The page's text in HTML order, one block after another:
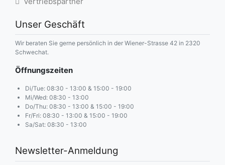
Unser Geschäft
Wir beraten Sie gerne persönlich in der Wiener-Strasse 42 in 2320
Schwechat.
Öffnungszeiten
Di/Tue: 08:30 - 13:00 & 15:00 - 19:00
Mi/Wed: 08:30 - 13:00
Do/Thu: 08:30 - 13:00 & 15:00 - 19:00
Fr/Fri: 08:30 - 13:00 & 15:00 - 19:00
Sa/Sat: 08:30 - 13:00
Newsletter-Anmeldung